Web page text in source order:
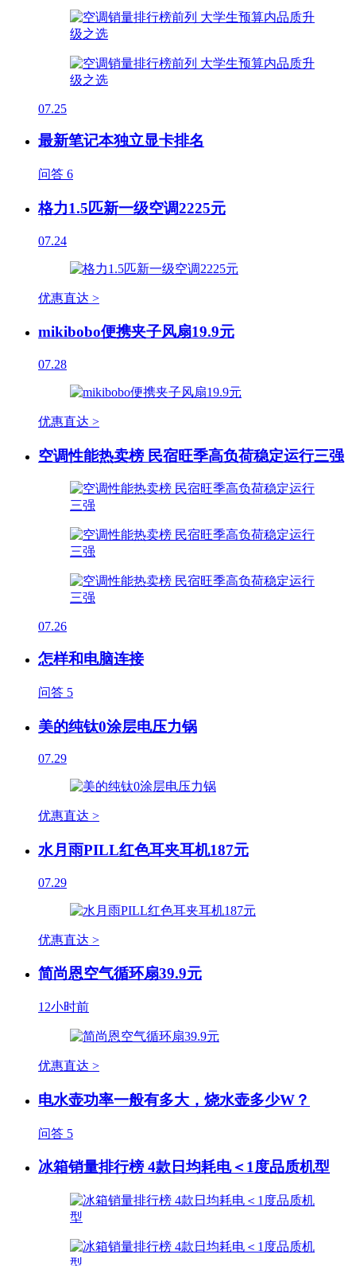
07.25
最新笔记本独立显卡排名
问答 6
格力1.5匹新一级空调2225元
07.24
优惠直达 >
mikibobo便携夹子风扇19.9元
07.28
优惠直达 >
空调性能热卖榜 民宿旺季高负荷稳定运行三强
07.26
怎样和电脑连接
问答 5
美的纯钛0涂层电压力锅
07.29
优惠直达 >
水月雨PILL红色耳夹耳机187元
07.29
优惠直达 >
简尚恩空气循环扇39.9元
12小时前
优惠直达 >
电水壶功率一般有多大，烧水壶多少W？
问答 5
冰箱销量排行榜 4款日均耗电＜1度品质机型